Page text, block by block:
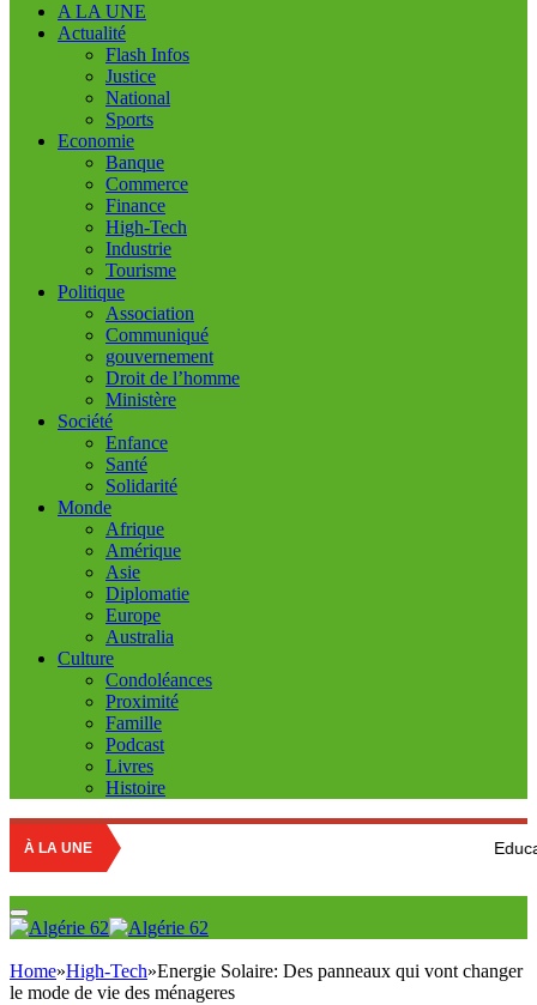
A LA UNE
Actualité
Flash Infos
Justice
National
Sports
Economie
Banque
Commerce
Finance
High-Tech
Industrie
Tourisme
Politique
Association
Communiqué
gouvernement
Droit de l’homme
Ministère
Société
Enfance
Santé
Solidarité
Monde
Afrique
Amérique
Asie
Diplomatie
Europe
Australia
Culture
Condoléances
Proximité
Famille
Podcast
Livres
Histoire
À LA UNE Education nationale
Home»High-Tech»Energie Solaire: Des panneaux qui vont changer
le mode de vie des ménageres